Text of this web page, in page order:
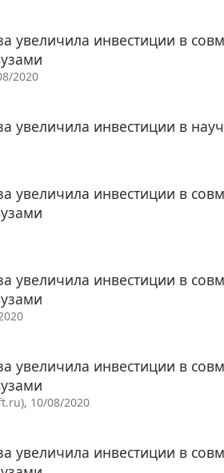
увеличила инвестиции в
2020
увеличила инвестиции в
увеличила инвестиции в
увеличила инвестиции в
увеличила инвестиции в
10/08/2020
увеличила инвестиции в